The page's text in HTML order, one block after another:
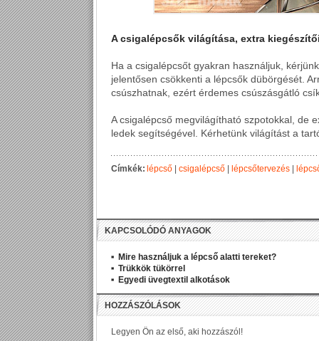
A csigalépcsők világítása, extra
Ha a csigalépcsőt gyakran használjuk,
jelentősen csökkenti a lépcsők dübörgését.
csúszhatnak, ezért érdemes csúszásgátló
A csigalépcső megvilágítható szpotokkal, de
ledek segítségével. Kérhetünk világítást a
Címkék:lépcső | csigalépcső | lépcsőtervezés |
KAPCSOLÓDÓ ANYAGOK
Mire használjuk a lépcső alatti tereket?
Trükkök tükörrel
Egyedi üvegtextil alkotások